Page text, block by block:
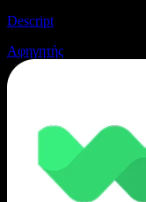
Descript
Αφηγητής